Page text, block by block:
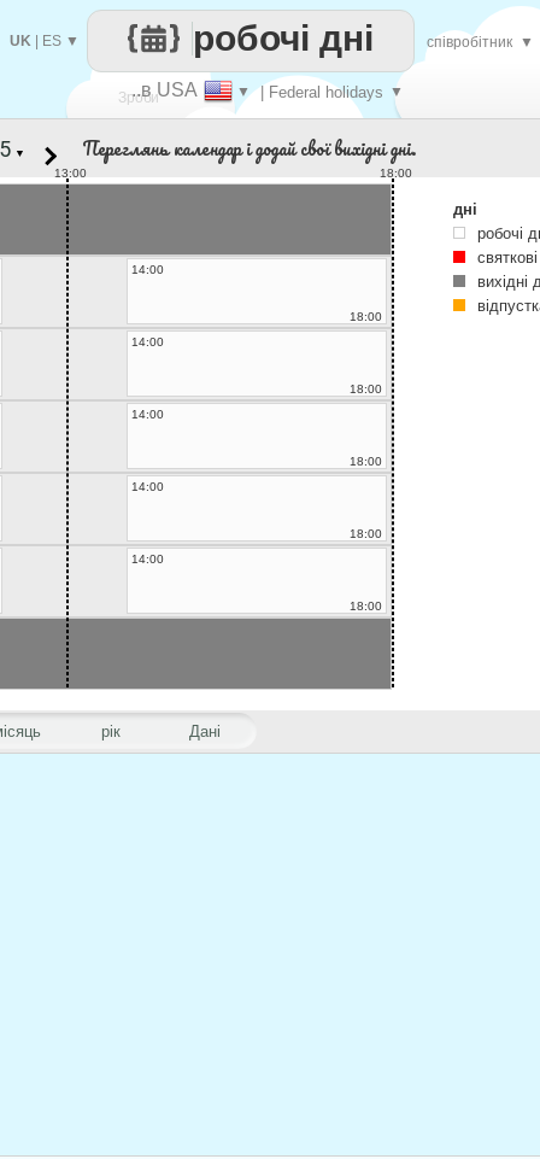
Зроби
..в USA ▼ | Federal holidays ▼
робочі дні
UK ES ▼ співробітник ▼
рік Дані
▼ Переглянь календар і додай свої вихідні дні.
13:00 18:00
14:00
18:00
14:00
18:00
14:00
18:00
14:00
18:00
14:00
18:00
дні
робочі
вихідні